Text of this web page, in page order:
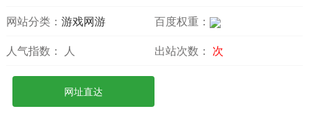
网站分类： 游戏网游
百度权重：
人气指数：
人 出站次数： 次
网址直达